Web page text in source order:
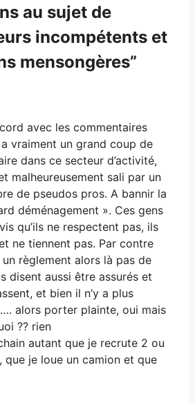
au sujet de
incompétents et
mensongères”
avec les commentaires
vraiment un grand coup de
dans ce secteur d’activité,
malheureusement sali par un
de pseudos pros. A bannir la
déménagement ». Ces gens
qu’ils ne respectent pas, ils
ne tiennent pas. Par contre
règlement alors là pas de
disent aussi être assurés et
et bien il n’y a plus
alors porter plainte, oui mais
?? rien
autant que je recrute 2 ou
que je loue un camion et que